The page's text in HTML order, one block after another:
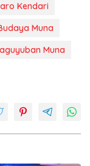
Kendari
Muna
Muna